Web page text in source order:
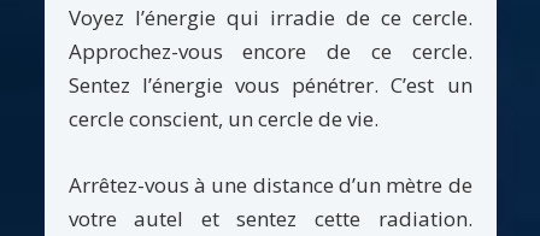
Voyez l’énergie qui irradie de ce cercle.
Approchez-vous encore de ce cercle.
Sentez l’énergie vous pénétrer. C’est un
cercle conscient, un cercle de vie.
Arrêtez-vous à une distance d’un mètre de
votre autel et sentez cette radiation.